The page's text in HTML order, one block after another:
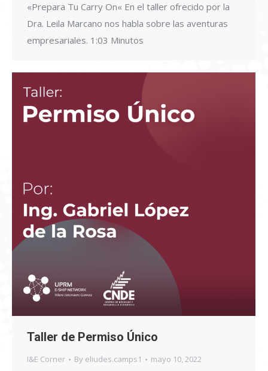
«Prepara Tu Carry On« En el taller ofrecido por la
Dra. Leila Marcano nos habla sobre las aventuras
empresariales. 1:03 Minutos
Taller de Permiso Único
I&E Corner By eliudes.camps1 mayo 10, 2022